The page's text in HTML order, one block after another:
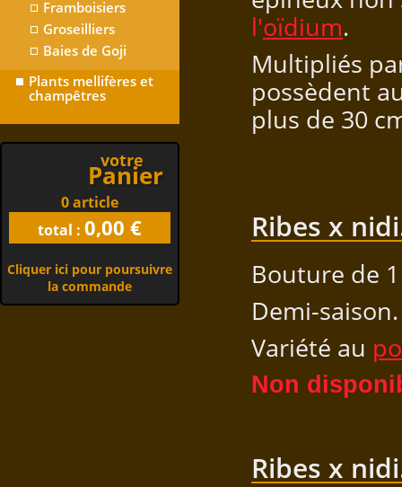
l'oïdium.
Multipliés
possèdent
plus de 30
Ribes x
Bouture de
Demi-saison.
Variété au
Non
Ribes x
Framboisiers
Groseilliers
Baies de Goji
Plants mellifères et
champêtres
votre
Panier
0 article
total : 0,00 €
Cliquer ici pour poursuivre
la commande